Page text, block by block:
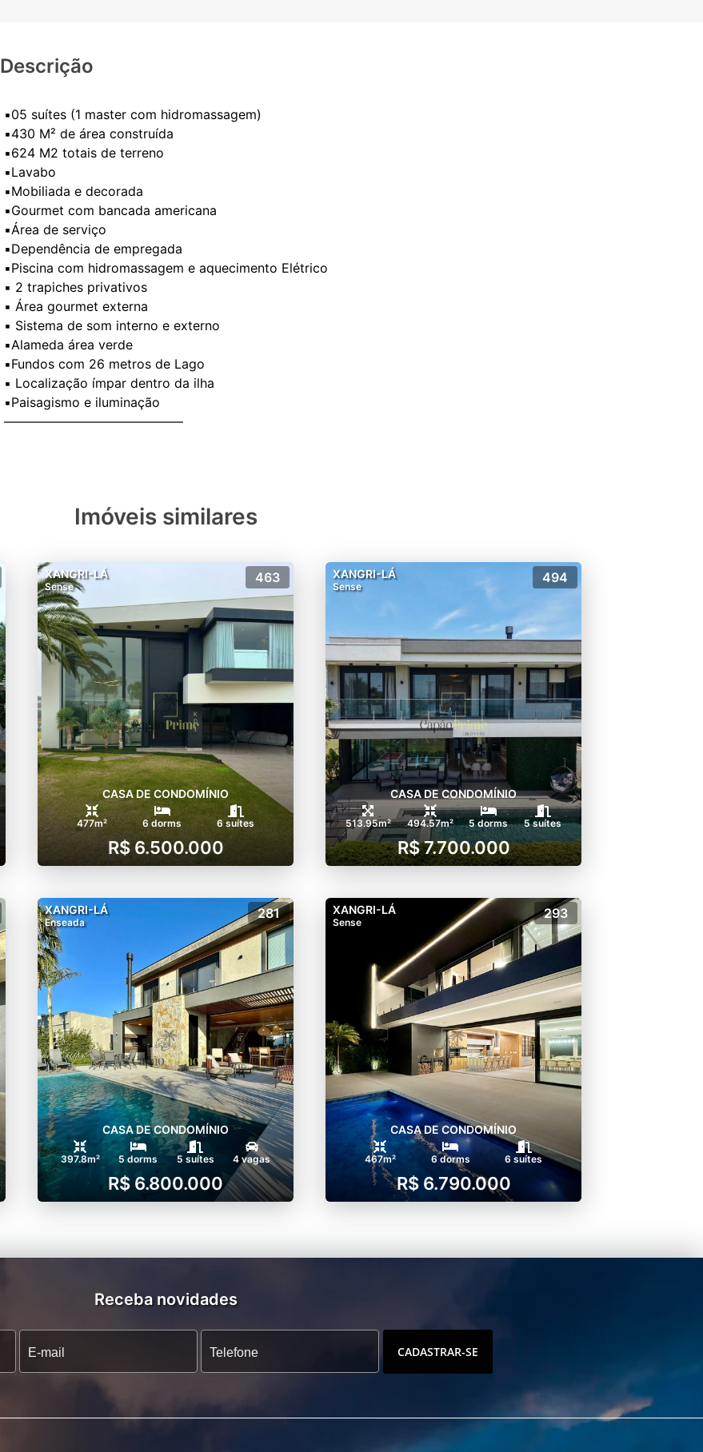
Descrição
▪️05 suítes (1 master com hidromassagem)
▪️430 M² de área construída
▪️624 M2 totais de terreno
▪️Lavabo
▪️Mobiliada e decorada
▪️Gourmet com bancada americana
▪️Área de serviço
▪️Dependência de empregada
▪️Piscina com hidromassagem e aquecimento Elétrico
▪️ 2 trapiches privativos
▪️ Área gourmet externa
▪️ Sistema de som interno e externo
▪️Alameda área verde
▪️Fundos com 26 metros de Lago
▪️ Localização ímpar dentro da ilha
▪️Paisagismo e iluminação
——————————————
Imóveis similares
XANGRI-LÁ
Sense
463
CASA DE CONDOMÍNIO
477m² 6 dorms 6 suítes
R$ 6.500.000
XANGRI-LÁ
Sense
494
CASA DE CONDOMÍNIO
513.95m² 494.57m² 5 dorms 5 suítes
R$ 7.700.000
XANGRI-LÁ
Enseada
281
CASA DE CONDOMÍNIO
397.8m² 5 dorms 5 suítes 4 vagas
R$ 6.800.000
XANGRI-LÁ
Sense
293
CASA DE CONDOMÍNIO
467m² 6 dorms 6 suítes
R$ 6.790.000
Receba novidades
CADASTRAR-SE